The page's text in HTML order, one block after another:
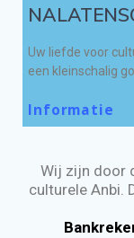
Uw liefde voor
een kleinschalig
Informatie
Wij zijn door
culturele Anbi.